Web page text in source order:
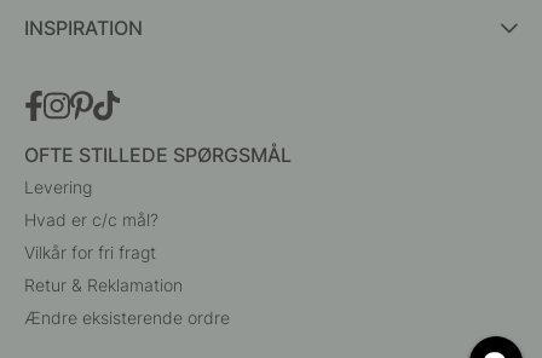
INSPIRATION
OFTE STILLEDE SPØRGSMÅL
Levering
Hvad er c/c mål?
Vilkår for fri fragt
Retur & Reklamation
Ændre eksisterende ordre